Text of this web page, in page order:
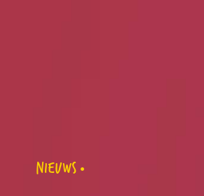
NIEUWS